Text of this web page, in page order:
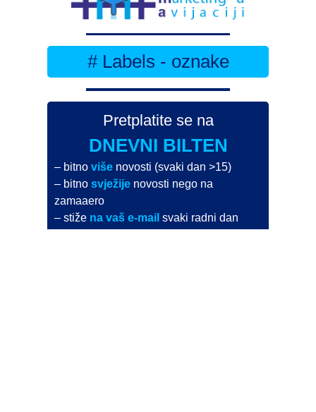
# Labels - oznake
Pretplatite se na
DNEVNI BILTEN
– bitnoviše novosti (svaki dan >15)
– bitnosvježije novosti nego na
zamaaero
– stiže na vaš e-mail svaki radni dan